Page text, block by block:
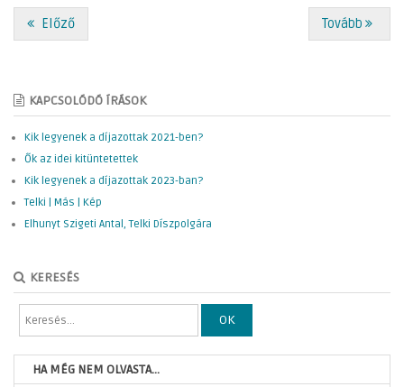
Előző Tovább
KAPCSOLÓDÓ ÍRÁSOK
Kik legyenek a díjazottak 2021-ben?
Ők az idei kitüntetettek
Kik legyenek a díjazottak 2023-ban?
Telki | Más | Kép
Elhunyt Szigeti Antal, Telki Díszpolgára
KERESÉS
OK
HA MÉG NEM OLVASTA...